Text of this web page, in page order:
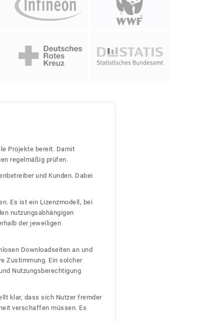
Projekte bereit. Damit
regelmäßig prüfen.
und Kunden. Dabei
Es ist ein Lizenzmodell, bei
nutzungsabhängigen
der jeweiligen
Downloadseiten an und
Zustimmung. Ein solcher
Nutzungsberechtigung
klar, dass sich Nutzer fremder
verschaffen müssen. Es